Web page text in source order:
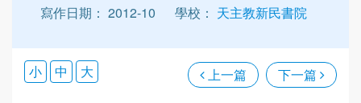
寫作日期： 2012-10
學校： 天主教新民書院
上一篇 下一篇
小 中 大